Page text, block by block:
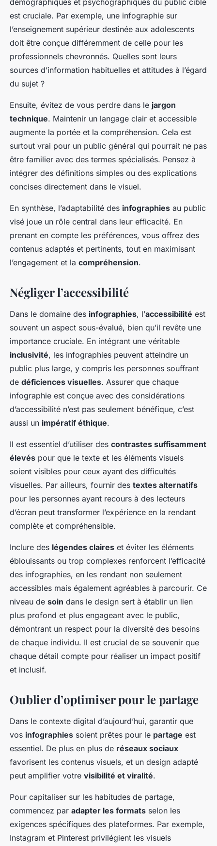
démographiques et psychographiques du public cible
est cruciale. Par exemple, une infographie sur
l’enseignement supérieur destinée aux adolescents
doit être conçue différemment de celle pour les
professionnels chevronnés. Quelles sont leurs
sources d’information habituelles et attitudes à l’égard
du sujet ?
Ensuite, évitez de vous perdre dans le jargon
technique. Maintenir un langage clair et accessible
augmente la portée et la compréhension. Cela est
surtout vrai pour un public général qui pourrait ne pas
être familier avec des termes spécialisés. Pensez à
intégrer des définitions simples ou des explications
concises directement dans le visuel.
En synthèse, l’adaptabilité des infographies au public
visé joue un rôle central dans leur efficacité. En
prenant en compte les préférences, vous offrez des
contenus adaptés et pertinents, tout en maximisant
l’engagement et la compréhension.
Négliger l’accessibilité
Dans le domaine des infographies, l’accessibilité est
souvent un aspect sous-évalué, bien qu’il revête une
importance cruciale. En intégrant une véritable
inclusivité, les infographies peuvent atteindre un
public plus large, y compris les personnes souffrant
de déficiences visuelles. Assurer que chaque
infographie est conçue avec des considérations
d’accessibilité n’est pas seulement bénéfique, c’est
aussi un impératif éthique.
Il est essentiel d’utiliser des contrastes suffisamment
élevés pour que le texte et les éléments visuels
soient visibles pour ceux ayant des difficultés
visuelles. Par ailleurs, fournir des textes alternatifs
pour les personnes ayant recours à des lecteurs
d’écran peut transformer l’expérience en la rendant
complète et compréhensible.
Inclure des légendes claires et éviter les éléments
éblouissants ou trop complexes renforcent l’efficacité
des infographies, en les rendant non seulement
accessibles mais également agréables à parcourir. Ce
niveau de soin dans le design sert à établir un lien
plus profond et plus engageant avec le public,
démontrant un respect pour la diversité des besoins
de chaque individu. Il est crucial de se souvenir que
chaque détail compte pour réaliser un impact positif
et inclusif.
Oublier d’optimiser pour le partage
Dans le contexte digital d’aujourd’hui, garantir que
vos infographies soient prêtes pour le partage est
essentiel. De plus en plus de réseaux sociaux
favorisent les contenus visuels, et un design adapté
peut amplifier votre visibilité et viralité.
Pour capitaliser sur les habitudes de partage,
commencez par adapter les formats selon les
exigences spécifiques des plateformes. Par exemple,
Instagram et Pinterest privilégient les visuels